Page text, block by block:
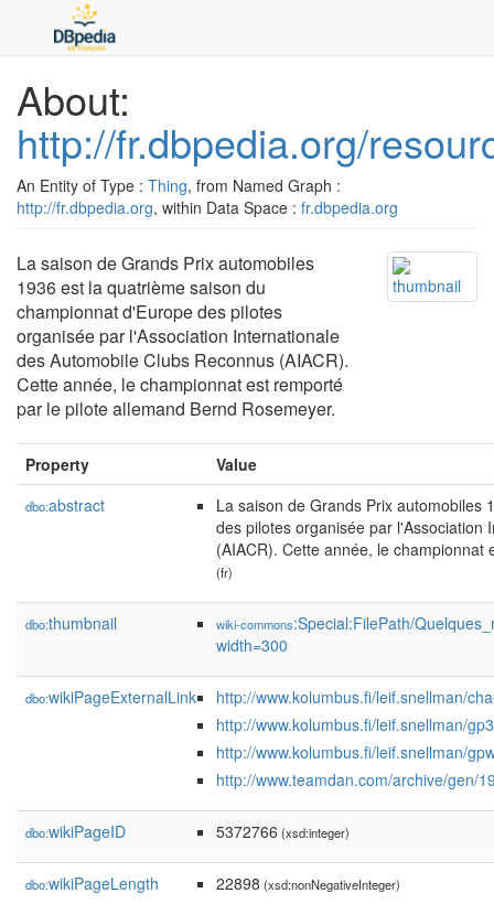
About:
http://fr.dbpedia.org/
An Entity of Type : Thing, from Named Graph :
http://fr.dbpedia.org, within Data Space : fr.dbpedia.org
La saison de Grands Prix automobiles
1936 est la quatrième saison du
championnat d'Europe des pilotes
organisée par l'Association Internationale
des Automobile Clubs Reconnus (AIACR).
Cette année, le championnat est remporté
par le pilote allemand Bernd Rosemeyer.
Property Value
dbo:abstract
La saison de Grands Prix automobiles
des pilotes organisée par l'Association
(AIACR). Cette année, le
(fr)
dbo:thumbnail wiki-commons:Special:FilePath/
width=300
dbo:wikiPageExternalLink
http://www.kolumbus.fi/leif.snellman/
http://www.kolumbus.fi/leif.snellman/
http://www.kolumbus.fi/leif.snellman/
http://www.teamdan.com/archive/gen/
dbo:wikiPageID 5372766 (xsd:integer)
dbo:wikiPageLength 22898 (xsd:nonNegativeInteger)